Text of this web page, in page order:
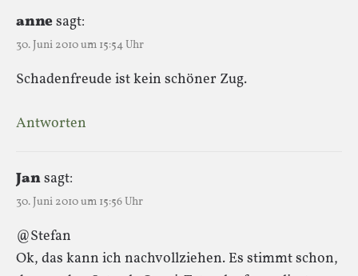
annesagt:
30. Juni 2010 um 15:54 Uhr
Schadenfreude ist kein schöner Zug.
Antworten
Jansagt:
30. Juni 2010 um 15:56 Uhr
@Stefan
Ok, das kann ich nachvollziehen. Es stimmt schon,